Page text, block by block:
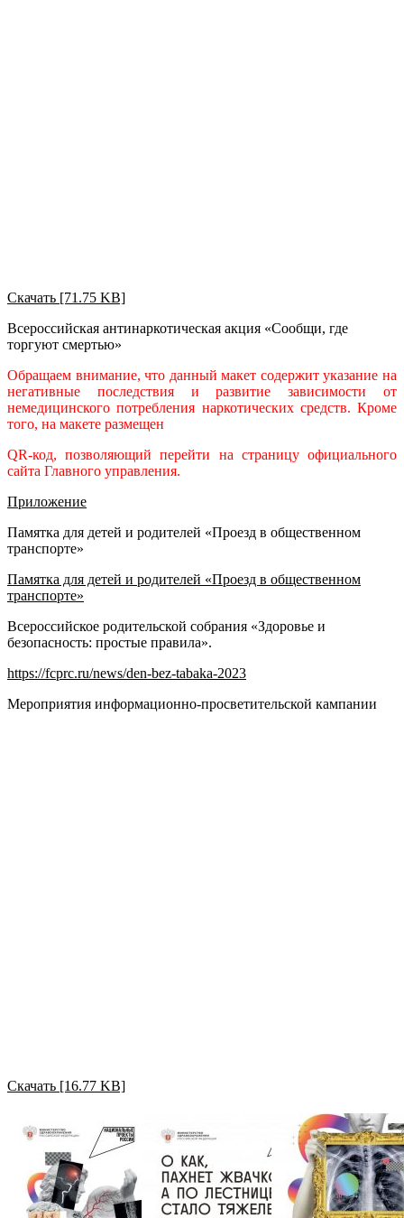
Скачать [71.75 KB]
Всероссийская антинаркотическая акция «Сообщи, где
торгуют смертью»
Обращаем внимание, что данный макет содержит указание на
негативные последствия и развитие зависимости от
немедицинского потребления наркотических средств. Кроме
того, на макете размещен
QR-код, позволяющий перейти на страницу официального
сайта Главного управления.
Приложение
Памятка для детей и родителей «Проезд в общественном
транспорте»
Памятка для детей и родителей «Проезд в общественном
транспорте»
Всероссийское родительской собрания «Здоровье и
безопасность: простые правила».
https://fcprc.ru/news/den-bez-tabaka-2023
Мероприятия информационно-просветительской кампании
Скачать [16.77 KB]